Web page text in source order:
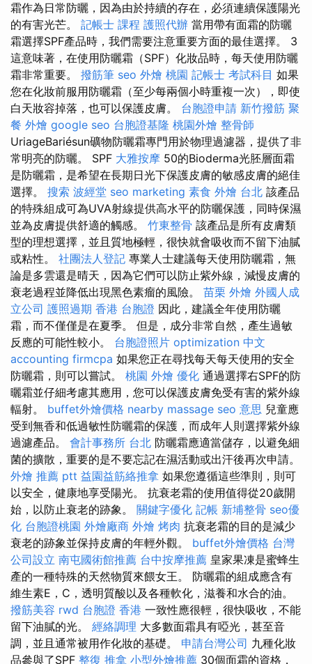
霜作為日常防曬，因為由於持續的存在，必須連續保護陽光
的有害光芒。 記帳士 課程 護照代辦 當用帶有面霜的防曬
霜選擇SPF產品時，我們需要注意重要方面的最佳選擇。 3
這意味著，在使用防曬霜（SPF）化妝品時，每天使用防曬
霜非常重要。 撥筋筆 seo 外燴 桃園 記帳士 考試科目 如果
您在化妝前服用防曬霜（至少每兩個小時重複一次），即使
白天妝容掉落，也可以保護皮膚。 台胞證申請 新竹撥筋 聚
餐 外燴 google seo 台胞證基隆 桃園外燴 整骨師
UriageBariésun礦物防曬霜專門用於物理過濾器，提供了非
常明亮的防曬。 SPF 大雅按摩 50的Bioderma光胚層面霜
是防曬霜，是希望在長期日光下保護皮膚的敏感皮膚的絕佳
選擇。 搜索 波經堂 seo marketing 素食 外燴 台北 該產品
的特殊組成可為UVA射線提供高水平的防曬保護，同時保濕
並為皮膚提供舒適的觸感。 竹東整骨 該產品是所有皮膚類
型的理想選擇，並且質地極輕，很快就會吸收而不留下油膩
或粘性。 社團法人登記 專業人士建議每天使用防曬霜，無
論是多雲還是晴天，因為它們可以防止紫外線，減慢皮膚的
衰老過程並降低出現黑色素瘤的風險。 苗栗 外燴 外國人成
立公司 護照過期 香港 台胞證 因此，建議全年使用防曬
霜，而不僅僅是在夏季。 但是，成分非常自然，產生過敏
反應的可能性較小。 台胞證照片 optimization 中文
accounting firmcpa 如果您正在尋找每天每天使用的安全
防曬霜，則可以嘗試。 桃園 外燴 優化 通過選擇右SPF的防
曬霜並仔細考慮其應用，您可以保護皮膚免受有害的紫外線
輻射。 buffet外燴價格 nearby massage seo 意思 兒童應
受到無香和低過敏性防曬霜的保護，而成年人則選擇紫外線
過濾產品。 會計事務所 台北 防曬霜應適當儲存，以避免細
菌的擴散，重要的是不要忘記在濕活動或出汗後再次申請。
外燴 推薦 ptt 益園益筋絡推拿 如果您遵循這些準則，則可
以安全，健康地享受陽光。 抗衰老霜的使用值得從20歲開
始，以防止衰老的跡象。 關鍵字優化 記帳 新埔整骨 seo優
化 台胞證桃園 外燴廠商 外燴 烤肉 抗衰老霜的目的是減少
衰老的跡象並保持皮膚的年輕外觀。 buffet外燴價格 台灣
公司設立 南屯國術館推薦 台中按摩推薦 皇家果凍是蜜蜂生
產的一種特殊的天然物質來餵女王。 防曬霜的組成應含有
維生素E，C，透明質酸以及各種軟化，滋養和水合的油。
撥筋美容 rwd 台胞證 香港 一致性應很輕，很快吸收，不能
留下油膩的光。 經絡調理 大多數面霜具有啞光，甚至音
調，並且通常被用作化妝的基礎。 申請台灣公司 九種化妝
品參與了SPF 整復 推拿 小型外燴推薦 30個面霜的資格，